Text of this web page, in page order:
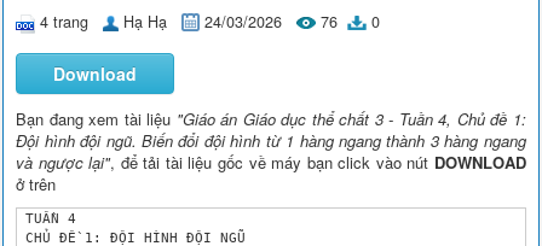
4 trang Hạ Hạ 24/03/2026 76 0
Download
Bạn đang xem tài liệu "Giáo án Giáo dục thể chất 3 - Tuần 4, Chủ đề 1:
Đội hình đội ngũ. Biến đổi đội hình từ 1 hàng ngang thành 3 hàng ngang
và ngược lại", để tải tài liệu gốc về máy bạn click vào nút DOWNLOAD
ở trên
TUẦN 4
CHỦ ĐỀ 1: ĐỘI HÌNH ĐỘI NGŨ